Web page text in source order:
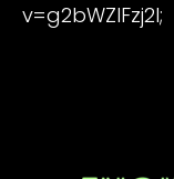
v=g2bWZlFzj2I;